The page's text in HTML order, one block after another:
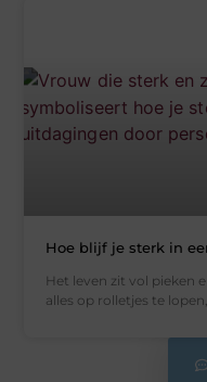
Hoe blijf je sterk in
Het leven zit vol pieken
alles op rolletjes te